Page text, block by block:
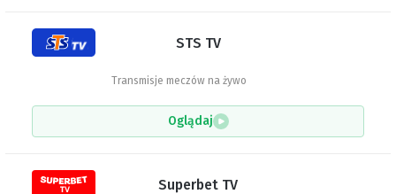
STS TV
Transmisje meczów na żywo
Oglądaj
Superbet TV